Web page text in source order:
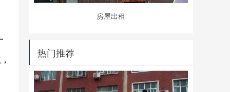
，
房屋出租
热门推荐